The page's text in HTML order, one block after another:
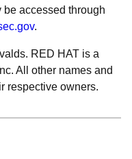
accessed through
.
RED HAT is a
All other names and
respective owners.